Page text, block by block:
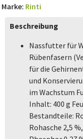
Marke: Rinti
Beschreibung
Nassfutter für
Rübenfasern
für die
und
im Wachstum
Inhalt: 400 g
Bestandteile:
Rohasche 2,5